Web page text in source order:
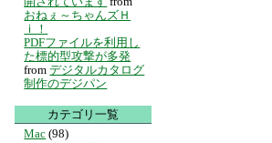
おねぇ～ちゃんズＨ
ｉ！
PDFファイルを利用し
た標的型攻撃が多発
from デジタルカタログ
制作のデジパン
カテゴリ一覧
Mac (98)